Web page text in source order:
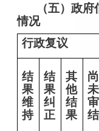
（五） 政府
情况
行政复议
结
果
维
持
结
果
纠
正
其
他
结
果
尚
未
审
结